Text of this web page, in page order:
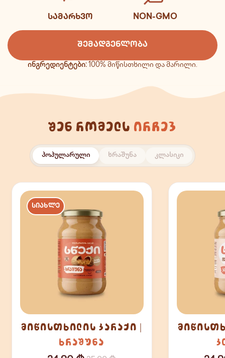
ᲡᲐᲛᲐᲠᲮᲕᲝ NON-GMO
ᲨᲔᲛᲐᲓᲒᲔᲜᲚᲝᲑᲐ
ინგრედიენტები: 100% მიწისთხილი და მარილი.
შენ რომელს ირჩევ
პოპულარული ხრაშუნა კლასიკი
ᲡᲘᲐᲮᲚᲔ
ხრაშუნა